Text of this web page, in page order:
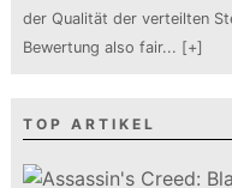
der Qualität der verteilten
Bewertung also fair... [+]
TOP ARTIKEL